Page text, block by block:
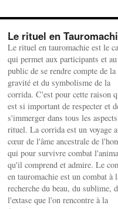
Le rituel en
Le rituel en tauromachie est le
qui permet aux participants et au
public de se rendre compte de la
gravité et du symbolisme de la
corrida. C'est pour cette raison
est si important de respecter et
s'immerger dans tous les
rituel. La corrida est un voyage
cœur de l'âme ancestrale de
qui pour survivre combat
qu'il comprend et admire. Le
en tauromachie est un combat à
recherche du beau, du sublime,
l'extase que l'on rencontre à la